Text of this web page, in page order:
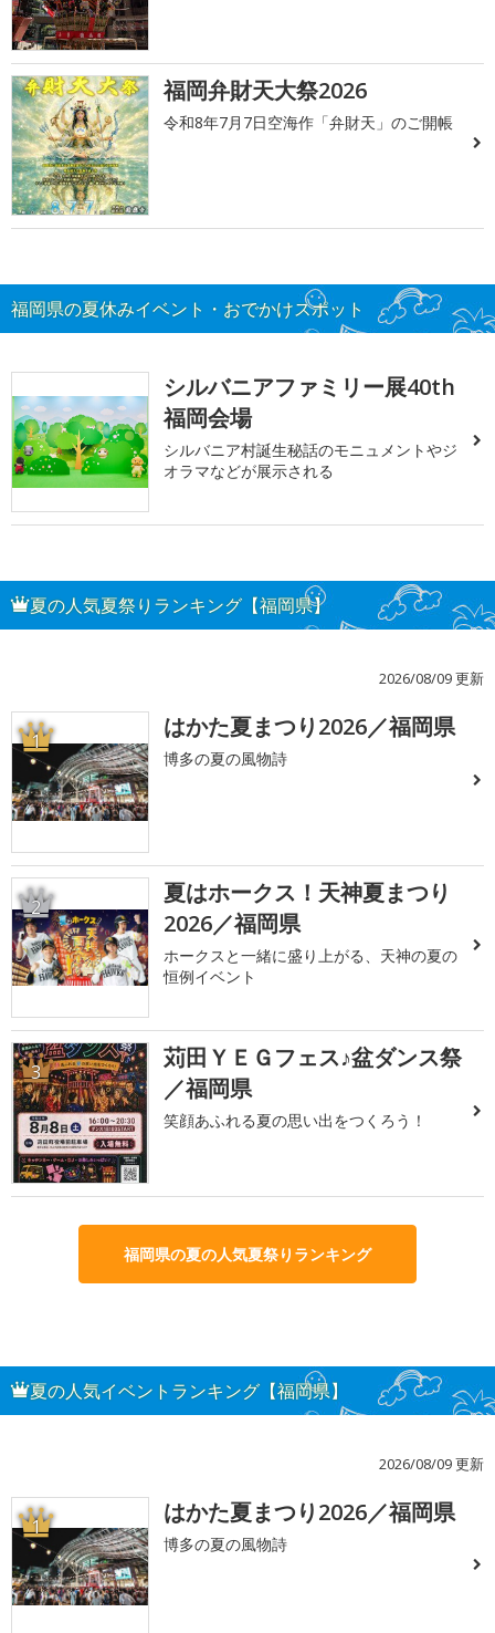
福岡弁財天大祭2026
令和8年7月7日空海作「弁財天」のご開帳
福岡県の夏休みイベント・おでかけスポット
シルバニアファミリー展40th
福岡会場
シルバニア村誕生秘話のモニュメントやジ
オラマなどが展示される
夏の人気夏祭りランキング【福岡県】
2026/08/09 更新
1 はかた夏まつり2026／福岡県
博多の夏の風物詩
2
夏はホークス！天神夏まつり
2026／福岡県
ホークスと一緒に盛り上がる、天神の夏の
恒例イベント
3
苅田ＹＥＧフェス♪盆ダンス祭
／福岡県
笑顔あふれる夏の思い出をつくろう！
福岡県の夏の人気夏祭りランキング
夏の人気イベントランキング【福岡県】
2026/08/09 更新
1 はかた夏まつり2026／福岡県
博多の夏の風物詩